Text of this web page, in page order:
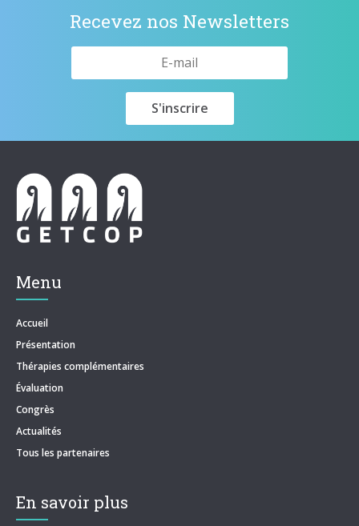
Recevez nos Newsletters
Menu
Accueil
Présentation
Thérapies complémentaires
Évaluation
Congrès
Actualités
Tous les partenaires
En savoir plus